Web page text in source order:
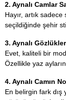
2. Aynalı Camlar
Hayır, artık
seçildiğinde şehir
3. Aynalı
Evet, kaliteli bir
Özellikle yaz
4. Aynalı Camın
En belirgin fark dış